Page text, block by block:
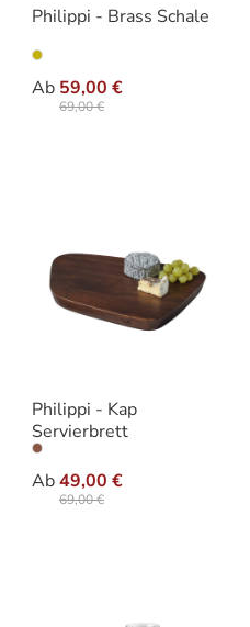
Philippi - Brass Schale
Ab 59,00 €
69,00 €
Varianten
Philippi - Kap
Servierbrett
Ab49,00 €
69,00 €
Varianten